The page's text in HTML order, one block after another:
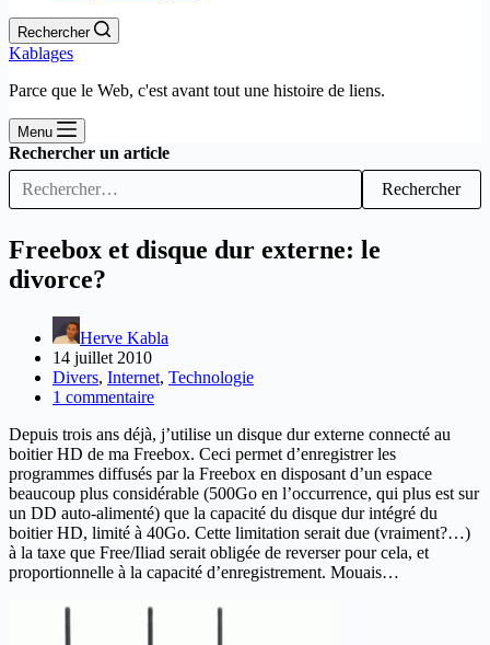
Rechercher
Kablages
Parce que le Web, c'est avant tout une histoire de liens.
Menu
Rechercher un article
Rechercher
Freebox et disque dur externe: le
divorce?
Herve Kabla
14 juillet 2010
Divers, Internet, Technologie
1 commentaire
Depuis trois ans déjà, j’utilise un disque dur externe connecté au
boitier HD de ma Freebox. Ceci permet d’enregistrer les
programmes diffusés par la Freebox en disposant d’un espace
beaucoup plus considérable (500Go en l’occurrence, qui plus est sur
un DD auto-alimenté) que la capacité du disque dur intégré du
boitier HD, limité à 40Go. Cette limitation serait due (vraiment?…)
à la taxe que Free/Iliad serait obligée de reverser pour cela, et
proportionnelle à la capacité d’enregistrement. Mouais…